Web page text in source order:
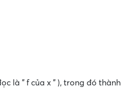
là ” f của x ” ), trong đó thành